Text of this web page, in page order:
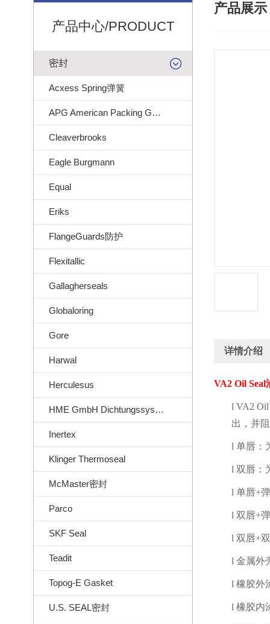
产品中心/PRODUCT
密封
Acxess Spring弹簧
APG American Packing Gasket
Cleaverbrooks
Eagle Burgmann
Equal
Eriks
FlangeGuards防护
Flexitallic
Gallagherseals
Globaloring
Gore
Harwal
Herculesus
HME GmbH Dichtungssysteme
Inertex
Klinger Thermoseal
McMaster密封
Parco
SKF Seal
Teadit
Topog-E Gasket
U.S. SEAL密封
产品展示
详情介绍
VA2 Oil Seal
l VA2 Oil
出，并
l 单唇：
l 双唇：
l 单唇+
l 双唇+
l 双唇+
l 金属外
l 橡胶外
l 橡胶内